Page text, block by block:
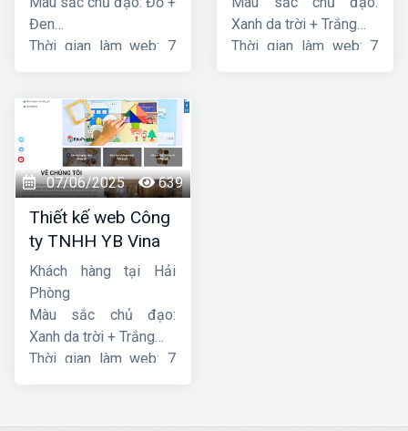
Đen
Thời gian làm web: 7
Xanh da trời + Trắng
Thời gian làm web: 7
07/06/2025 639
Thiết kế web Công
ty TNHH YB Vina
Khách hàng tại Hải
Phòng
Màu sắc chủ đạo:
Xanh da trời + Trắng
Thời gian làm web: 7